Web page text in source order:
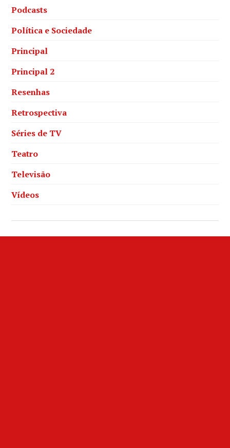
Podcasts
Política e Sociedade
Principal
Principal 2
Resenhas
Retrospectiva
Séries de TV
Teatro
Televisão
Vídeos